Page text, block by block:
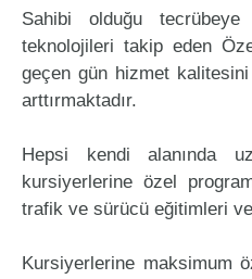
Sahibi olduğu
teknolojileri takip eden
geçen gün hizmet kalitesini
arttırmaktadır.
Hepsi kendi alanında
kursiyerlerine özel
trafik ve sürücü eğitimleri
Kursiyerlerine maksimum